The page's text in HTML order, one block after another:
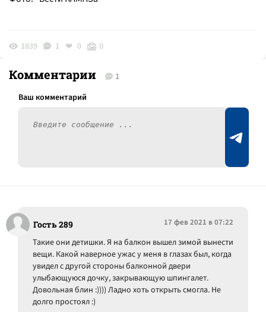
1839 1 0 0
Комментарии 1
Гость 289 17 фев 2021 в 07:22
Такие они детишки. Я на балкон вышел зимой вынести
вещи. Какой наверное ужас у меня в глазах был, когда
увидел с другой стороны балконной двери
улыбающуюся дочку, закрывающую шпингалет.
Довольная блин :)))) Ладно хоть открыть смогла. Не
долго простоял :)